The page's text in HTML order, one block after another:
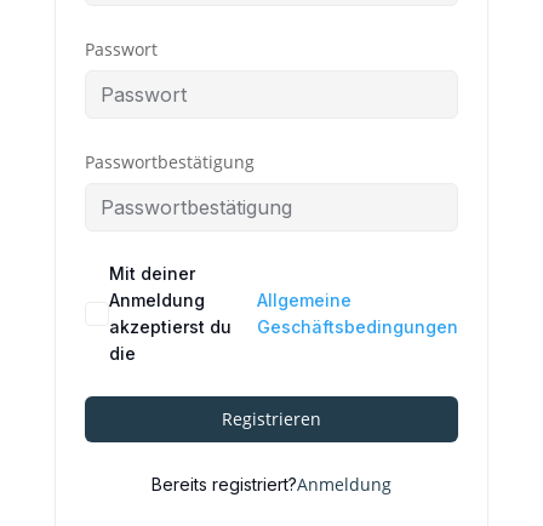
Passwort
Passwortbestätigung
Mit deiner
Anmeldung
akzeptierst du
die
Allgemeine
Geschäftsbedingungen
Registrieren
Bereits registriert?Anmeldung